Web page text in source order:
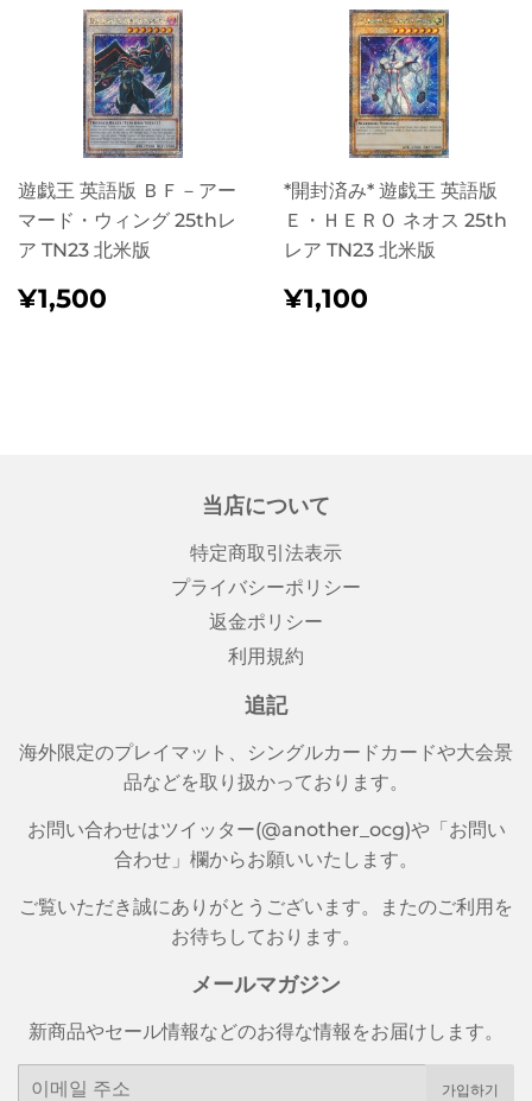
遊戯王 英語版 ＢＦ－アー
マード・ウィング 25thレ
ア TN23 北米版
정
가
¥1,500
*開封済み* 遊戯王 英語版
Ｅ・ＨＥＲＯ ネオス 25th
レア TN23 北米版
정
가
¥1,100
当店について
特定商取引法表示
プライバシーポリシー
返金ポリシー
利用規約
追記
海外限定のプレイマット、シングルカードカードや大会景
品などを取り扱かっております。
お問い合わせはツイッター(@another_ocg)や「お問い
合わせ」欄からお願いいたします。
ご覧いただき誠にありがとうございます。またのご利用を
お待ちしております。
メールマガジン
新商品やセール情報などのお得な情報をお届けします。
가입하기